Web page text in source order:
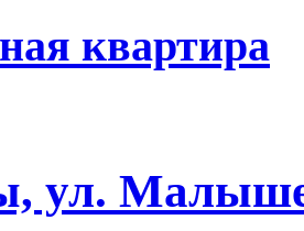
квартира
ул.